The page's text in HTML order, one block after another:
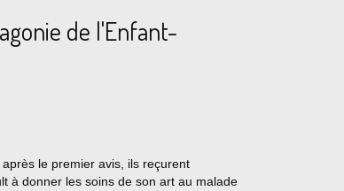
de l'Enfant-
le premier avis, ils reçurent
à donner les soins de son art au malade